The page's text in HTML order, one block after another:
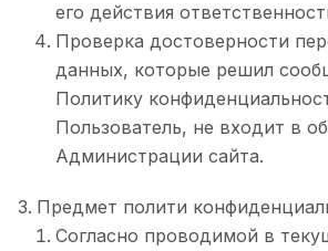
его действия
Проверка достоверности
данных, которые решил
Политику
Пользователь, не входит в
Администрации сайта.
Предмет полити
Согласно проводимой в